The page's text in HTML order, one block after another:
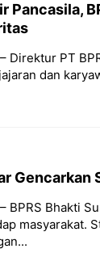
Pancasila,
Direktur PT
dan
BPRS Bhakti
masyarakat.